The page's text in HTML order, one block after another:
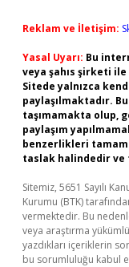
Reklam ve İletişim:
Yasal Uyarı: Bu
veya şahıs şirketi
Sitede yalnızca
paylaşılmaktadır.
taşımamakta olup,
paylaşım
benzerlikleri
taslak halindedir ve
Sitemiz, 5651 Sayılı
Kurumu (BTK)
vermektedir. Bu
veya araştırma
yazdıkları içeriklerin
bu sorumluluğu kabul